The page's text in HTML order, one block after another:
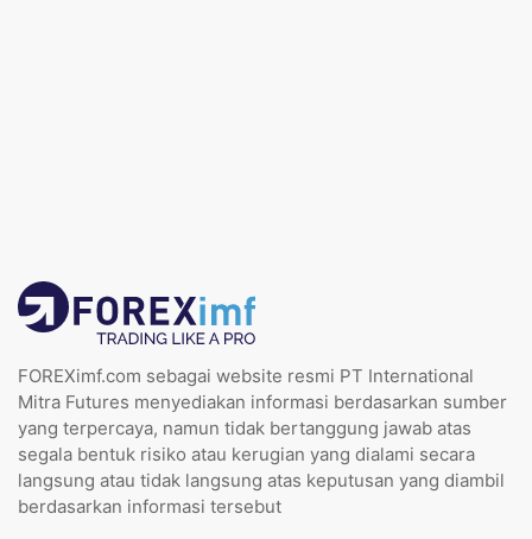
FOREXimf.com sebagai website resmi PT International
Mitra Futures menyediakan informasi berdasarkan sumber
yang terpercaya, namun tidak bertanggung jawab atas
segala bentuk risiko atau kerugian yang dialami secara
langsung atau tidak langsung atas keputusan yang diambil
berdasarkan informasi tersebut